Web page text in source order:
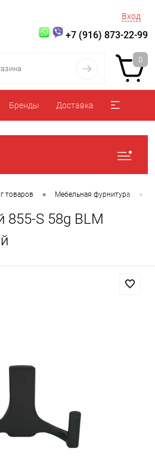
Вход
+7 (916) 873-22-99
0
Бренды Доставка
товаров • Мебельная фурнитура •
855-S 58g BLM